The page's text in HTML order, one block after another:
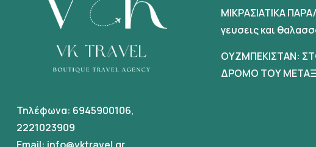
Τηλέφωνα: 6945900106,
2221023909
ΜΙΚΡΑΣΙΑΤΙΚΑ
γευσεις και
ΟΥΖΜΠΕΚΙΣΤΑΝ:
ΔΡΟΜΟ ΤΟΥ